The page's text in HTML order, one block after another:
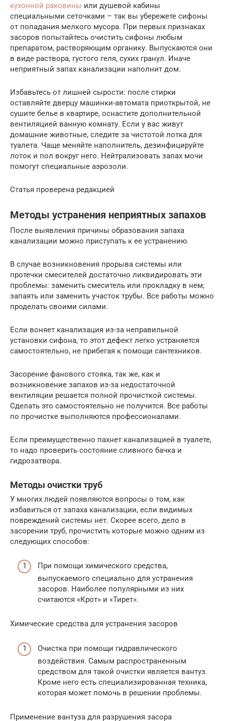
кухонной раковины или душевой кабины
специальными сеточками – так вы убережете сифоны
от попадания мелкого мусора. При первых признаках
засоров попытайтесь очистить сифоны любым
препаратом, растворяющим органику. Выпускаются они
в виде раствора, густого геля, сухих гранул. Иначе
неприятный запах канализации наполнит дом.
Избавьтесь от лишней сырости: после стирки
оставляйте дверцу машинки-автомата приоткрытой, не
сушите белье в квартире, оснастите дополнительной
вентиляцией ванную комнату. Если у вас живут
домашние животные, следите за чистотой лотка для
туалета. Чаще меняйте наполнитель, дезинфицируйте
лоток и пол вокруг него. Нейтрализовать запах мочи
помогут специальные аэрозоли.
Статья проверена редакцией
Методы устранения неприятных запахов
После выявления причины образования запаха
канализации можно приступать к ее устранению.
В случае возникновения прорыва системы или
протечки смесителей достаточно ликвидировать эти
проблемы: заменить смеситель или прокладку в нем;
запаять или заменить участок трубы. Все работы можно
проделать своими силами.
Если воняет канализация из-за неправильной
установки сифона, то этот дефект легко устраняется
самостоятельно, не прибегая к помощи сантехников.
Засорение фанового стояка, так же, как и
возникновение запахов из-за недостаточной
вентиляции решается полной прочисткой системы.
Сделать это самостоятельно не получится. Все работы
по прочистке выполняются профессионалами.
Если преимущественно пахнет канализацией в туалете,
то надо проверить состояние сливного бачка и
гидрозатвора.
Методы очистки труб
У многих людей появляются вопросы о том, как
избавиться от запаха канализации, если видимых
повреждений системы нет. Скорее всего, дело в
засорении труб, прочистить которые можно одним из
следующих способов:
При помощи химического средства,
выпускаемого специально для устранения
засоров. Наиболее популярными из них
считаются «Крот» и «Тирет».
Химические средства для устранения засоров
Очистка при помощи гидравлического
воздействия. Самым распространенным
средством для такой очистки является вантуз.
Кроме него есть специализированная техника,
которая может помочь в решении проблемы.
Применение вантуза для разрушения засора